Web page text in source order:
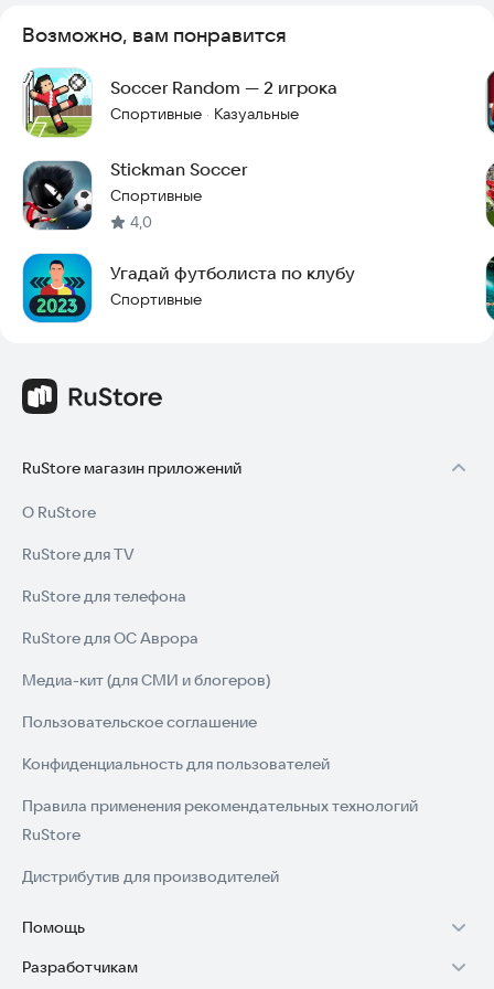
- Погодные системы: дождь, снег и солнечно
- Ветер добавляет сложности и делает игру более
динамичной
- Три футбольных поля для разнообразия
Давайте станем суперзвездой футбола Stickman!
Установите игру и начните забивать голы уже сегодня.
Возможно, вам понравится
Soccer Random — 2 игрока
Спортивные · Казуальные
Stickman Soccer
Спортивные
4,0
Угадай футболиста по клубу
Спортивные
RuStore магазин приложений
О RuStore
RuStore для TV
RuStore для телефона
RuStore для ОС Аврора
Медиа-кит (для СМИ и блогеров)
Пользовательское соглашение
Конфиденциальность для пользователей
Правила применения рекомендательных технологий
RuStore
Дистрибутив для производителей
Помощь
Установка RuStore на TV
Разработчикам